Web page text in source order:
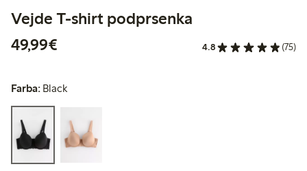
Vejde T-shirt podprsenka
49,99€
4.8 (75)
Farba: Black